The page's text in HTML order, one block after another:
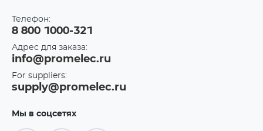
Телефон:
8 800 1000-321
Адрес для заказа:
info@promelec.ru
For suppliers:
supply@promelec.ru
Мы в соцсетях